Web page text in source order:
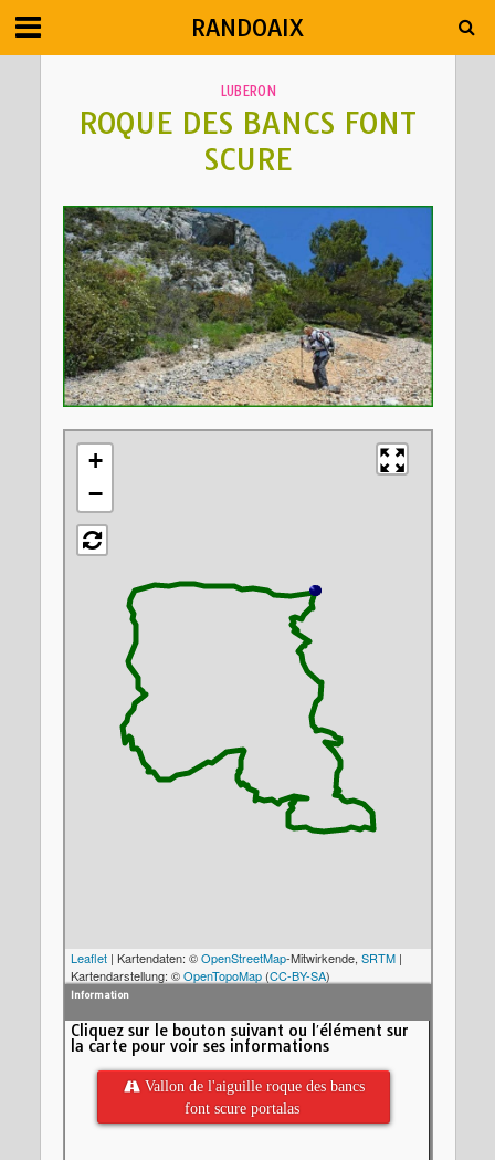
RANDOAIX
LUBERON
ROQUE DES BANCS FONT
SCURE
+
−
Leaflet| Kartendaten: ©OpenStreetMap-Mitwirkende, SRTM|
Kartendarstellung: ©OpenTopoMap(CC-BY-SA)
 Vallon de l'aiguille roque des bancs
font scure portalas
Information
Cliquez sur le bouton suivant ou l′élément sur
la carte pour voir ses informations